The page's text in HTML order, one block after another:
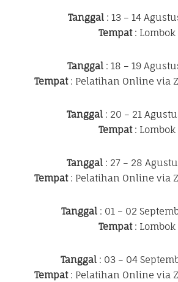
Tanggal: 13 – 14
Tempat: Lombok
Tanggal : 18 – 19
Tempat: Pelatihan Online via
Tanggal : 20 – 21
Tempat: Lombok
Tanggal: 27 – 28
Tempat: Pelatihan Online via
Tanggal: 01 – 02
Tempat: Lombok
Tanggal: 03 – 04
Tempat: Pelatihan Online via